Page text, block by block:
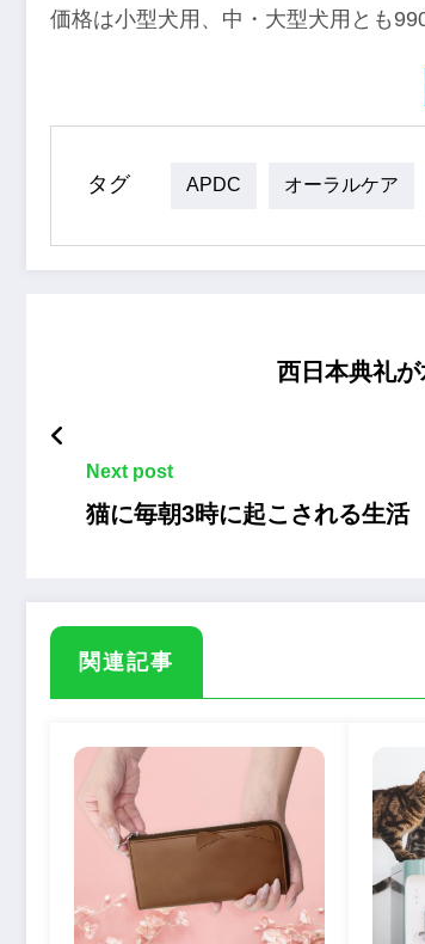
価格は小型犬用、中・大型犬用とも
タグ APDC オーラルケア
西日本典礼
Next post
猫に毎朝3時に起こされる生
関連記事